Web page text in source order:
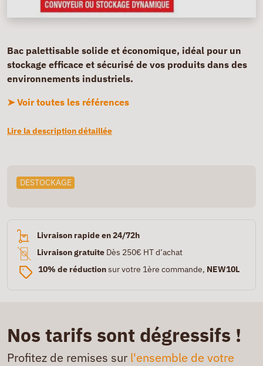
Bac palettisable solide et économique, idéal pour un
stockage efficace et sécurisé de vos produits dans des
environnements industriels.
➤ Voir toutes les références
Lire la description détaillée
DESTOCKAGE
Livraison rapide en 24/72h
Livraison gratuite Dès 250€ HT d’achat
10% de réductionsur votre 1ère commande, NEW10L
Nos tarifs sont dégressifs !
Profitez de remises sur l'ensemble de votre